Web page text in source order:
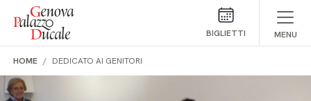
Salta al contenuto
BIGLIETTI MENU
HOME DEDICATO AI GENITORI